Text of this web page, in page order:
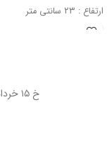
ارتفاع : ۲۳ سانتی متر
خ ۱۵ خرداد شرقی کوچه موسوی کیانی پلاک ۹۱